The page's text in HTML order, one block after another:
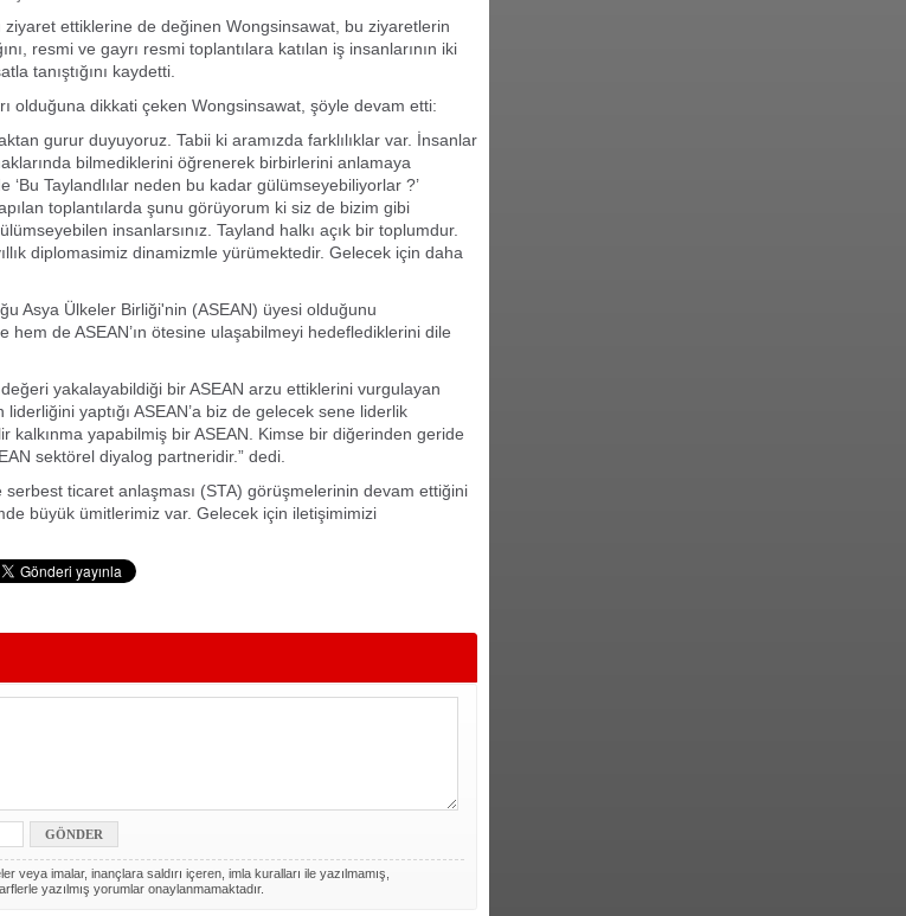
ziyaret ettiklerine de değinen Wongsinsawat, bu ziyaretlerin
resmi ve gayrı resmi toplantılara katılan iş insanlarının iki
tanıştığını kaydetti.
olduğuna dikkati çeken Wongsinsawat, şöyle devam etti:
gurur duyuyoruz. Tabii ki aramızda farklılıklar var. İnsanlar
bilmediklerini öğrenerek birbirlerini anlamaya
‘Bu Taylandlılar neden bu kadar gülümseyebiliyorlar ?’
toplantılarda şunu görüyorum ki siz de bizim gibi
insanlarsınız. Tayland halkı açık bir toplumdur.
diplomasimiz dinamizmle yürümektedir. Gelecek için daha
Asya Ülkeler Birliği'nin (ASEAN) üyesi olduğunu
hem de ASEAN’ın ötesine ulaşabilmeyi hedeflediklerini dile
yakalayabildiği bir ASEAN arzu ettiklerini vurgulayan
liderliğini yaptığı ASEAN’a biz de gelecek sene liderlik
kalkınma yapabilmiş bir ASEAN. Kimse bir diğerinden geride
sektörel diyalog partneridir.” dedi.
ticaret anlaşması (STA) görüşmelerinin devam ettiğini
büyük ümitlerimiz var. Gelecek için iletişimimizi
veya imalar, inançlara saldırı içeren, imla kuralları ile yazılmamış,
yazılmış yorumlar onaylanmamaktadır.